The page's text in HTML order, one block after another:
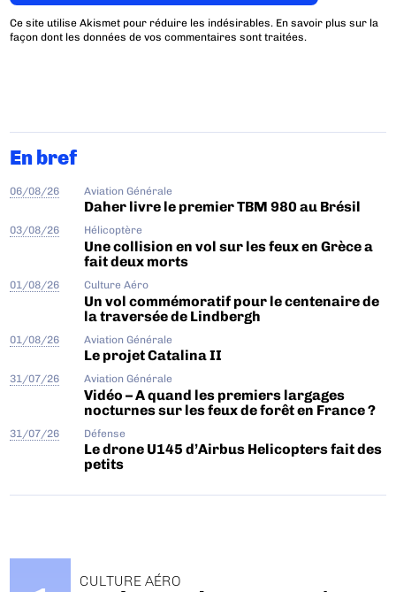
Ce site utilise Akismet pour réduire les indésirables. En savoir plus sur la
façon dont les données de vos commentaires sont traitées.
En bref
06/08/26 Aviation Générale
Daher livre le premier TBM 980 au Brésil
03/08/26 Hélicoptère
Une collision en vol sur les feux en Grèce a
fait deux morts
01/08/26 Culture Aéro
Un vol commémoratif pour le centenaire de
la traversée de Lindbergh
01/08/26 Aviation Générale
Le projet Catalina II
31/07/26 Aviation Générale
Vidéo – A quand les premiers largages
nocturnes sur les feux de forêt en France ?
31/07/26 Défense
Le drone U145 d’Airbus Helicopters fait des
petits
CULTURE AÉRO